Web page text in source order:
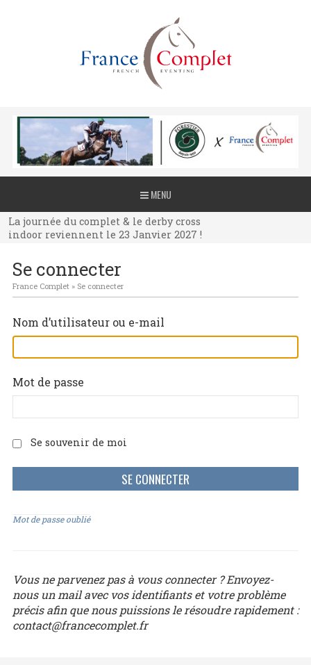
MENU
La journée du complet & le derby cross
indoor reviennent le 23 Janvier 2027 !
La journée du complet & le derby cross
indoor reviennent le 23 Janvier 2027 !
indoor reviennent le 23 Janvier 2027 !
Se connecter
France Complet» Se connecter
Nom d’utilisateur ou e-mail
Mot de passe
Se souvenir de moi
Mot de passe oublié
Vous ne parvenez pas à vous connecter ? Envoyez-
nous un mail avec vos identifiants et votre problème
précis afin que nous puissions le résoudre rapidement :
contact@francecomplet.fr